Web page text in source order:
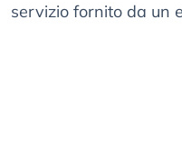
servizio fornito da un